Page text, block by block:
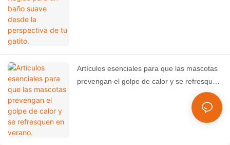
Artículos esenciales para que las mascotas
prevengan el golpe de calor y se refresquen